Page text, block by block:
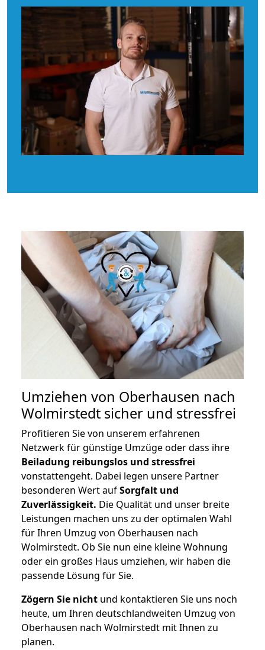
Umziehen von Oberhausen nach
Wolmirstedt sicher und stressfrei
Profitieren Sie von unserem erfahrenen
Netzwerk für günstige Umzüge oder dass ihre
Beiladung reibungslos und stressfrei
vonstattengeht. Dabei legen unsere Partner
besonderen Wert aufSorgfalt und
Zuverlässigkeit. Die Qualität und unser breite
Leistungen machen uns zu der optimalen Wahl
für Ihren Umzug von Oberhausen nach
Wolmirstedt. Ob Sie nun eine kleine Wohnung
oder ein großes Haus umziehen, wir haben die
passende Lösung für Sie.
Zögern Sie nicht und kontaktieren Sie uns noch
heute, um Ihren deutschlandweiten Umzug von
Oberhausen nach Wolmirstedt mit Ihnen zu
planen.